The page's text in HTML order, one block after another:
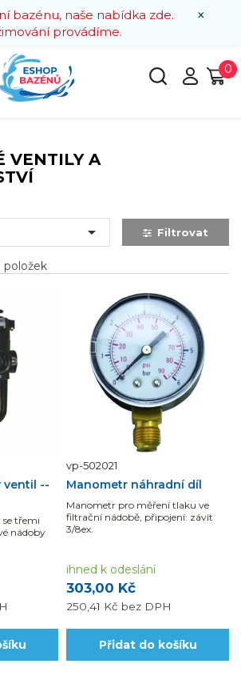
×
bazénu, naše nabídka zde.
provádíme.
0
VENTILY A
 Filtrovat
položek
ventil --
třemi
nádoby
vp-502021
Manometr náhradní díl
Manometr pro měření tlaku ve
filtrační nádobě, připojení: závit
3/8ex.
303,00 Kč
250,41 Kč bez DPH
ihned k odeslání
Přidat do košíku